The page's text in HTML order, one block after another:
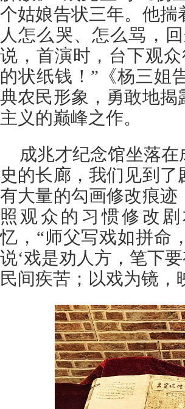
个姑娘告状三年。他
人怎么哭、怎么骂，
说，首演时，台下观
的状纸钱！”《杨三姐
典农民形象，勇敢地
主义的巅峰之作。
成兆才纪念馆坐落
史的长廊，我们见到
有大量的勾画修改痕
照观众的习惯修改
忆，“师父写戏如拼命
说‘戏是劝人方，笔下
民间疾苦；以戏为镜，